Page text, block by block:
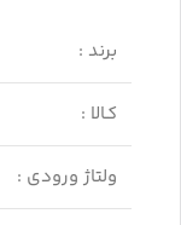
برند :
کـالا :
ولتاژ ورودی :